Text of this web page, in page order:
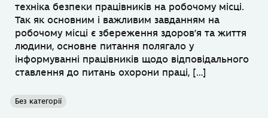
техніка безпеки працівників на робочому місці.
Так як основним і важливим завданням на
робочому місці є збереження здоров’я та життя
людини, основне питання полягало у
інформуванні працівників щодо відповідального
ставлення до питань охорони праці, […]
Без категорії